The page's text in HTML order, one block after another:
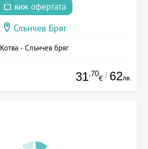
виж офертата
Слънчев Бряг
Котва - Слънчев бряг
31.70
€ / 62лв.